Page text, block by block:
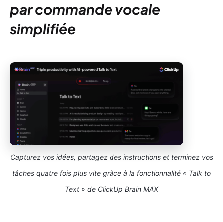
par commande vocale
simplifiée
Capturez vos idées, partagez des instructions et terminez vos
tâches quatre fois plus vite grâce à la fonctionnalité « Talk to
Text » de ClickUp Brain MAX